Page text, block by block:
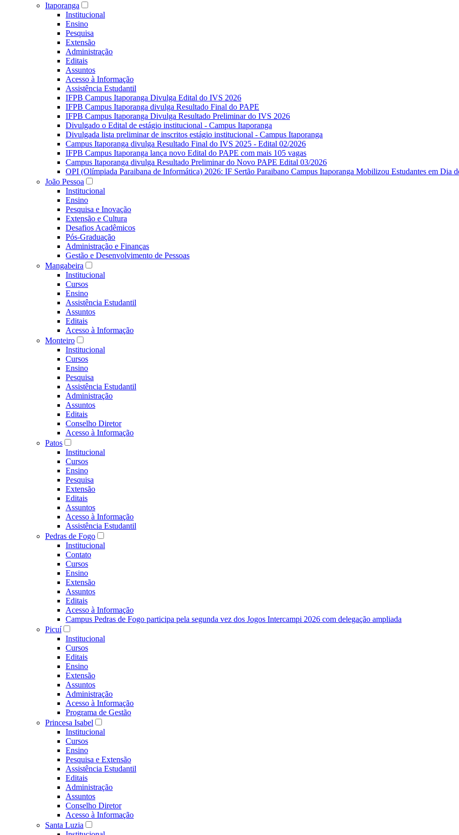
Itaporanga
Institucional
Ensino
Pesquisa
Extensão
Administração
Editais
Assuntos
Acesso à Informação
Assistência Estudantil
IFPB Campus Itaporanga Divulga Edital do IVS 2026
IFPB Campus Itaporanga divulga Resultado Final do PAPE
IFPB Campus Itaporanga Divulga Resultado Preliminar do IVS 2026
Divulgado o Edital de estágio institucional - Campus Itaporanga
Divulgada lista preliminar de inscritos estágio institucional - Campus Itaporanga
Campus Itaporanga divulga Resultado Final do IVS 2025 - Edital 02/2026
IFPB Campus Itaporanga lança novo Edital do PAPE com mais 105 vagas
Campus Itaporanga divulga Resultado Preliminar do Novo PAPE Edital 03/2026
OPI (Olímpiada Paraibana de Informática) 2026: IF Sertão Paraibano Campus Itaporanga Mobilizou Estudantes em Dia
João Pessoa
Institucional
Ensino
Pesquisa e Inovação
Extensão e Cultura
Desafios Acadêmicos
Pós-Graduação
Administração e Finanças
Gestão e Desenvolvimento de Pessoas
Mangabeira
Institucional
Cursos
Ensino
Assistência Estudantil
Assuntos
Editais
Acesso à Informação
Monteiro
Institucional
Cursos
Ensino
Pesquisa
Assistência Estudantil
Administração
Assuntos
Editais
Conselho Diretor
Acesso à Informação
Patos
Institucional
Cursos
Ensino
Pesquisa
Extensão
Editais
Assuntos
Acesso à Informação
Assistência Estudantil
Pedras de Fogo
Institucional
Contato
Cursos
Ensino
Extensão
Assuntos
Editais
Acesso à Informação
Campus Pedras de Fogo participa pela segunda vez dos Jogos Intercampi 2026 com delegação ampliada
Picuí
Institucional
Cursos
Editais
Ensino
Extensão
Assuntos
Administração
Acesso à Informação
Programa de Gestão
Princesa Isabel
Institucional
Cursos
Ensino
Pesquisa e Extensão
Assistência Estudantil
Editais
Administração
Assuntos
Conselho Diretor
Acesso à Informação
Santa Luzia